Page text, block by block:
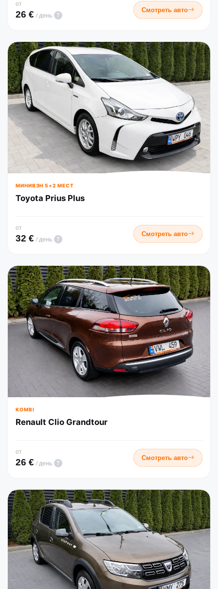
от
26 € / день ?
Смотреть авто
МИНИВЭН 5+2 МЕСТ
Toyota Prius Plus
от
32 € / день ?
Смотреть авто
KOMBI
Renault Clio Grandtour
от
26 € / день ?
Смотреть авто